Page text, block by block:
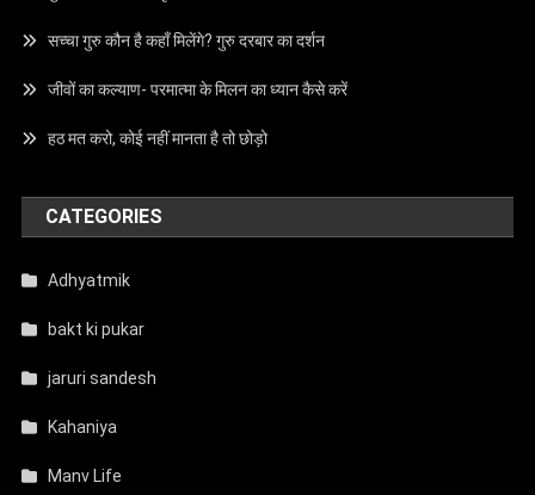
सच्चा गुरु कौन है कहाँ मिलेंगे? गुरु दरबार का दर्शन
जीवों का कल्याण- परमात्मा के मिलन का ध्यान कैसे करें
हठ मत करो, कोई नहीं मानता है तो छोड़ो
CATEGORIES
Adhyatmik
bakt ki pukar
jaruri sandesh
Kahaniya
Manv Life